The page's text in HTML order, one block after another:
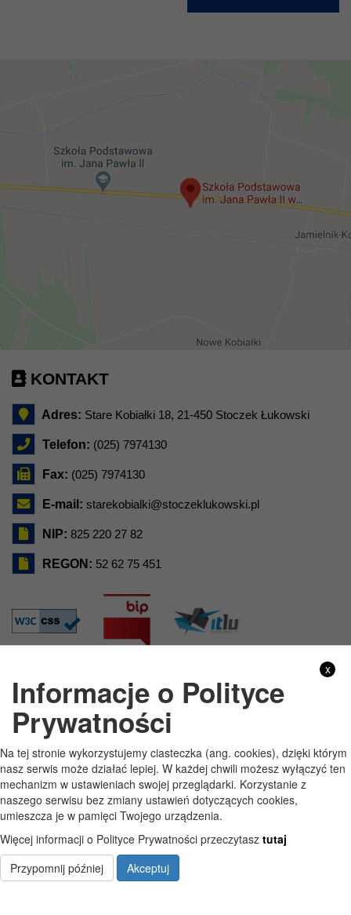
KONTAKT
Adres: Stare Kobiałki 18, 21-450 Stoczek Łukowski
Telefon: (025) 7974130
Fax: (025) 7974130
E-mail: starekobialki@stoczeklukowski.pl
NIP: 825 220 27 82
REGON: 52 62 75 451
GODZINY PRACY
Pon 7:30 - 15:30
Wt 7:30 - 15:30
Śr 7:30 - 15:30
Pt 7:30 - 15:30
x
Informacje o Polityce
Prywatności
Na tej stronie wykorzystujemy ciasteczka (ang. cookies), dzięki którym
nasz serwis może działać lepiej. W każdej chwili możesz wyłączyć ten
mechanizm w ustawieniach swojej przeglądarki. Korzystanie z
naszego serwisu bez zmiany ustawień dotyczących cookies,
umieszcza je w pamięci Twojego urządzenia.
Więcej informacji o Polityce Prywatności przeczytasz tutaj
Przypomnij później
Akceptuj